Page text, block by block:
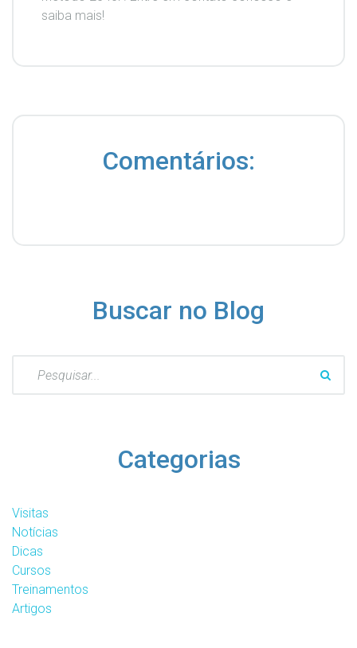
saiba mais!
Comentários:
Buscar no Blog
Categorias
Visitas
Notícias
Dicas
Cursos
Treinamentos
Artigos